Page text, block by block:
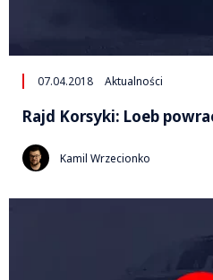
07.04.2018 Aktualności
Rajd Korsyki: Loeb
Kamil Wrzecionko